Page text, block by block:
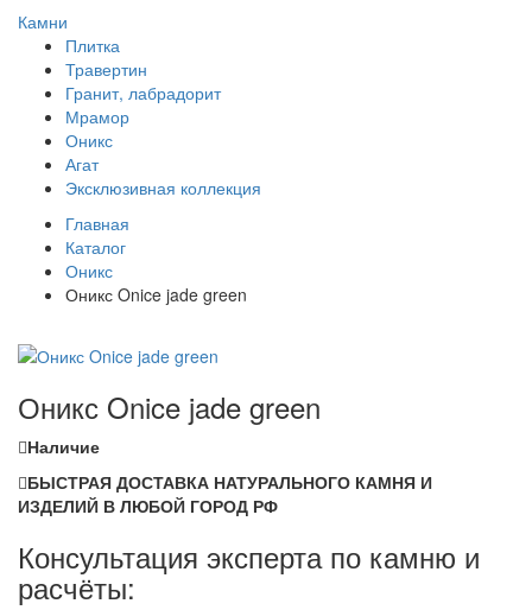
Камни
Плитка
Травертин
Гранит, лабрадорит
Мрамор
Оникс
Агат
Эксклюзивная коллекция
Главная
Каталог
Оникс
Оникс Onice jade green
Оникс Onice jade green
Наличие
БЫСТРАЯ ДОСТАВКА НАТУРАЛЬНОГО КАМНЯ И
ИЗДЕЛИЙ В ЛЮБОЙ ГОРОД РФ
Консультация эксперта по камню и
расчёты: